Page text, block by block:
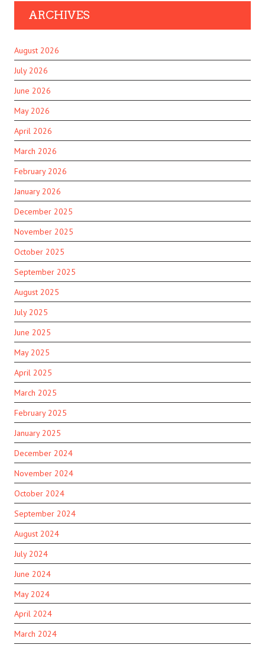
ARCHIVES
August 2026
July 2026
June 2026
May 2026
April 2026
March 2026
February 2026
January 2026
December 2025
November 2025
October 2025
September 2025
August 2025
July 2025
June 2025
May 2025
April 2025
March 2025
February 2025
January 2025
December 2024
November 2024
October 2024
September 2024
August 2024
July 2024
June 2024
May 2024
April 2024
March 2024